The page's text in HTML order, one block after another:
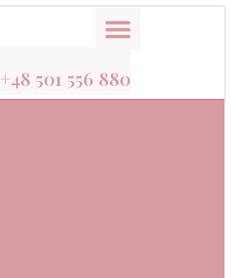
+48 501 556 880